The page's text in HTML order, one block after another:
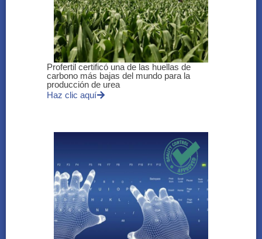
Profertil certificó una de las huellas de
carbono más bajas del mundo para la
producción de urea
Haz clic aquí